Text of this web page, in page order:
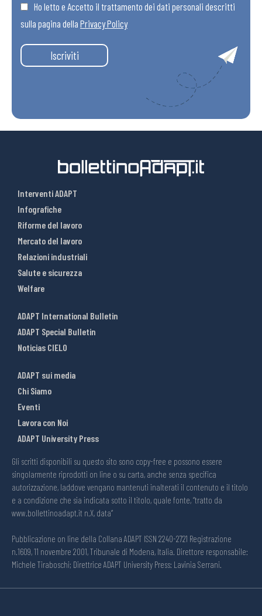
Ho letto e Accetto il trattamento dei dati personali descritti
sulla pagina della Privacy Policy
Iscriviti
Interventi ADAPT
Infografiche
Riforme del lavoro
Mercato del lavoro
Relazioni industriali
Salute e sicurezza
Welfare
ADAPT International Bulletin
ADAPT Special Bulletin
Noticias CIELO
ADAPT sui media
Chi Siamo
Eventi
Lavora con Noi
ADAPT University Press
Gli scritti disponibili su questo sito sono copy-free e possono essere
singolarmente riprodotti on line o su carta, anche senza specifica
autorizzazione, laddove vengano mantenuti inalterati il contenuto e il titolo
e a condizione che sia indicata sotto il titolo, quale fonte, “tratto da
www.bollettinoadapt.it n.X, data“
Pubblicazione on line della Collana ADAPT ISSN 2240-2721 Registrazione
n.1609, 11 novembre 2001, Tribunale di Modena, Italia. Direttore responsabile:
Michele Tiraboschi; Direttrice ADAPT University Press: Lavinia Serrani.